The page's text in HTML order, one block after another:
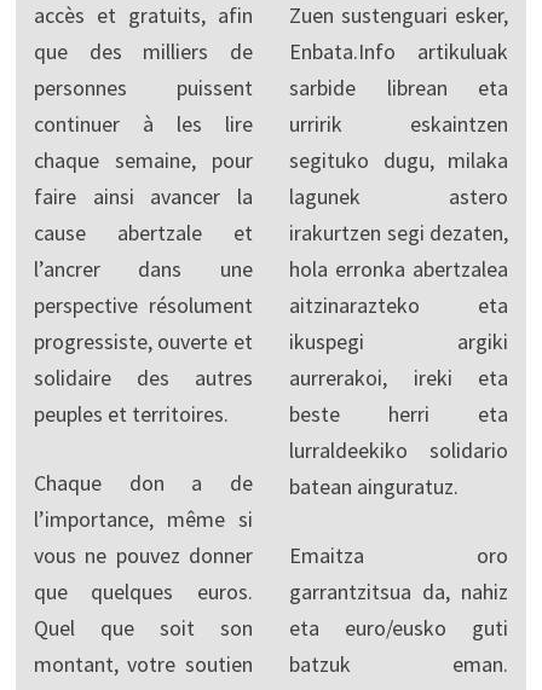
accès et gratuits, afin
que des milliers de
personnes puissent
continuer à les lire
chaque semaine, pour
faire ainsi avancer la
cause abertzale et
l’ancrer dans une
perspective résolument
progressiste, ouverte et
solidaire des autres
peuples et territoires.
Chaque don a de
l’importance, même si
vous ne pouvez donner
que quelques euros.
Quel que soit son
montant, votre soutien
Zuen sustenguari esker,
Enbata.Info artikuluak
sarbide librean eta
urririk eskaintzen
segituko dugu, milaka
lagunek astero
irakurtzen segi dezaten,
hola erronka abertzalea
aitzinarazteko eta
ikuspegi argiki
aurrerakoi, ireki eta
beste herri eta
lurraldeekiko solidario
batean ainguratuz.
Emaitza oro
garrantzitsua da, nahiz
eta euro/eusko guti
batzuk eman.